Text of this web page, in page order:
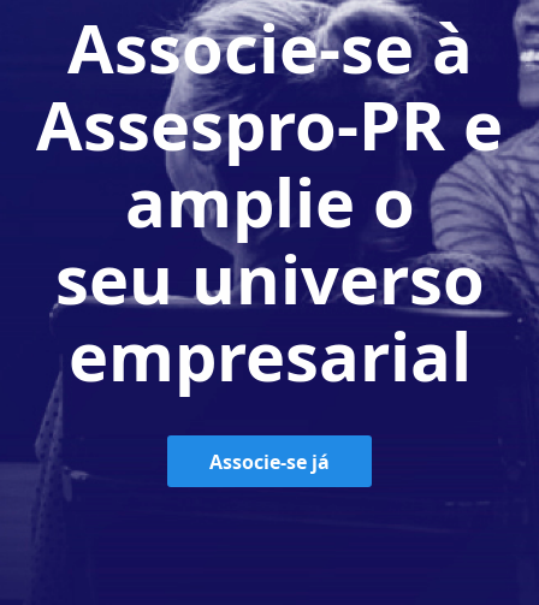
Associe-se à
Assespro-PR e
amplie o
seu universo
empresarial
Associe-se já